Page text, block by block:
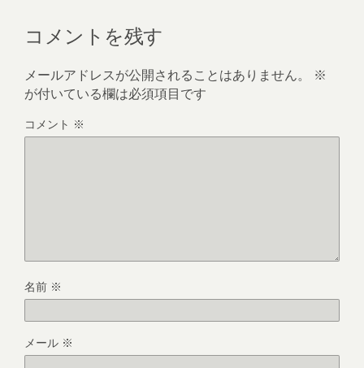
コメントを残す
メールアドレスが公開されることはありません。
※
が付いている欄は必須項目です
コメント ※
名前 ※
メール ※